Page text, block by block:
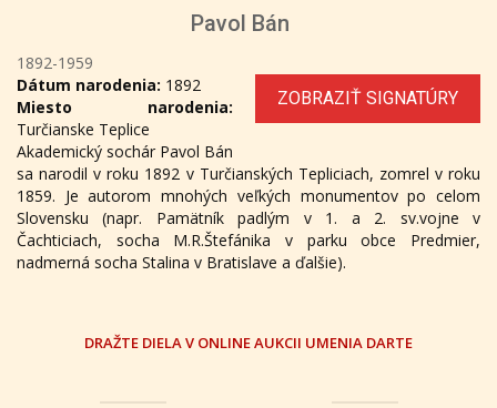
Pavol Bán
1892-1959
ZOBRAZIŤ SIGNATÚRY
Dátum narodenia: 1892
Miesto narodenia:
Turčianske Teplice
Akademický sochár Pavol Bán
sa narodil v roku 1892 v Turčianských Tepliciach, zomrel v roku
1859. Je autorom mnohých veľkých monumentov po celom
Slovensku (napr. Pamätník padlým v 1. a 2. sv.vojne v
Čachticiach, socha M.R.Štefánika v parku obce Predmier,
nadmerná socha Stalina v Bratislave a ďalšie).
DRAŽTE DIELA V ONLINE AUKCII UMENIA DARTE